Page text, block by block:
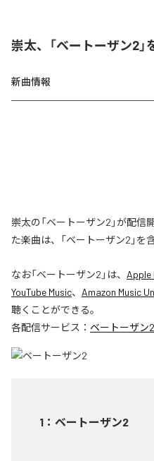
崇太、「ベートーザン2」
新曲情報
崇太の「ベートーザン2」が配
た楽曲は、「ベートーザン2」を
なお「ベートーザン2 」は、 Apple
YouTube Music、 Amazon Music
聴くことができる。
各配信サービス： ベートーザン2
1 ： ベートーザン2